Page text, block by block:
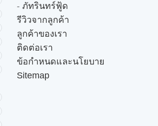
- ภัทรินทร์ฟู้ด
รีวิวจากลูกค้า
ลูกค้าของเรา
ติดต่อเรา
ข้อกำหนดและนโยบาย
Sitemap